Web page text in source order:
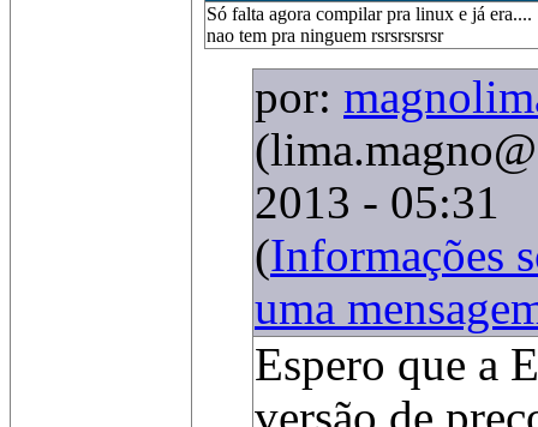
Só falta agora compilar pra linux e já era....
nao tem pra ninguem rsrsrsrsrsr
por:
2013 - 05:31
(Informações
uma
Espero que a